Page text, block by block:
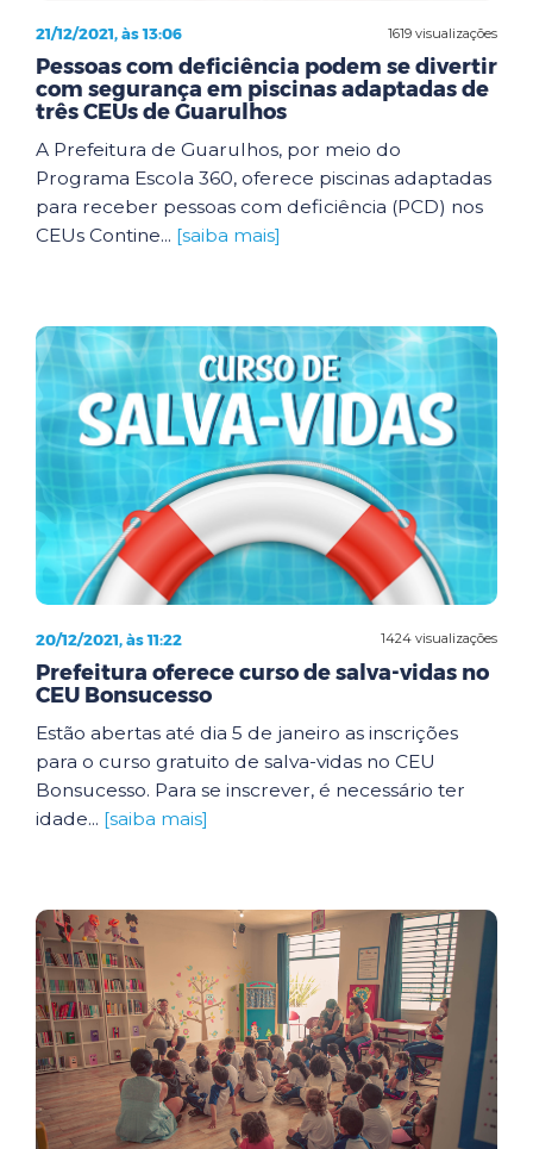
1619 visualizações
21/12/2021, às 13:06
Pessoas com deficiência podem se divertir
com segurança em piscinas adaptadas de
três CEUs de Guarulhos
A Prefeitura de Guarulhos, por meio do
Programa Escola 360, oferece piscinas adaptadas
para receber pessoas com deficiência (PCD) nos
CEUs Contine... [saiba mais]
1424 visualizações
20/12/2021, às 11:22
Prefeitura oferece curso de salva-vidas no
CEU Bonsucesso
Estão abertas até dia 5 de janeiro as inscrições
para o curso gratuito de salva-vidas no CEU
Bonsucesso. Para se inscrever, é necessário ter
idade... [saiba mais]